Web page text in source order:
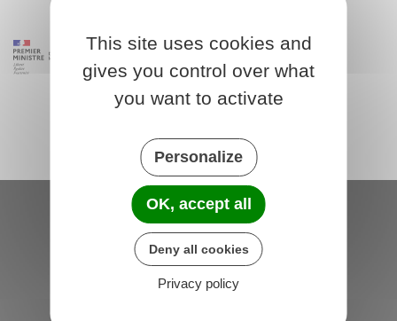
Saint-Michel-de-Plélan
4 rue des Terre Neuvas
22980 Saint-Michel-de-Plélan
This site uses cookies and
gives you control over what
you want to activate
Personalize
OK, accept all
Deny all cookies
Privacy policy